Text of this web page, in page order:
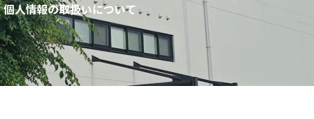
個人情報の取扱いについて